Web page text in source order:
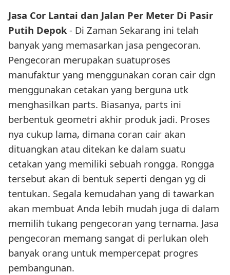
Jasa Cor Lantai dan Jalan Per Meter Di Pasir
Putih Depok - Di Zaman Sekarang ini telah
banyak yang memasarkan jasa pengecoran.
Pengecoran merupakan suatuproses
manufaktur yang menggunakan coran cair dgn
menggunakan cetakan yang berguna utk
menghasilkan parts. Biasanya, parts ini
berbentuk geometri akhir produk jadi. Proses
nya cukup lama, dimana coran cair akan
dituangkan atau ditekan ke dalam suatu
cetakan yang memiliki sebuah rongga. Rongga
tersebut akan di bentuk seperti dengan yg di
tentukan. Segala kemudahan yang di tawarkan
akan membuat Anda lebih mudah juga di dalam
memilih tukang pengecoran yang ternama. Jasa
pengecoran memang sangat di perlukan oleh
banyak orang untuk mempercepat progres
pembangunan.